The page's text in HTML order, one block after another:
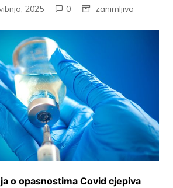
2025 0 zanimljivo
o opasnostima Covid cjepiva